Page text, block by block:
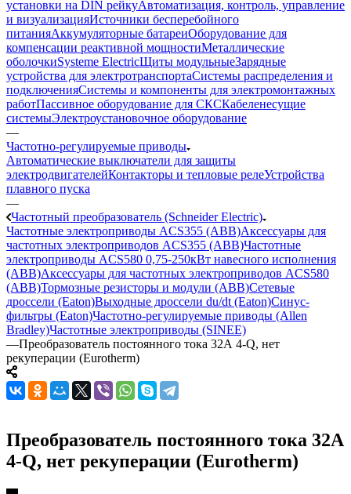
установки на DIN рейкуАвтоматизация, контроль, управление
и визуализацияИсточники бесперебойного
питанияАккумуляторные батареиОборудование для
компенсации реактивной мощностиМеталлические
оболочкиSysteme ElectricЩиты модульныеЗарядные
устройства для электротранспортаСистемы распределения и
подключенияСистемы и компоненты для электромонтажных
работПассивное оборудование для СКСКабеленесущие
системыЭлектроустановочное оборудование
—
Частотно-регулируемые приводы
Автоматические выключатели для защиты
электродвигателейКонтакторы и тепловые релеУстройства
плавного пуска
—
Частотный преобразователь (Schneider Electric)
Частотные электроприводы ACS355 (ABB)Аксессуары для
частотных электроприводов ACS355 (ABB)Частотные
электроприводы ACS580 0,75-250кВт навесного исполнения
(ABB)Аксессуары для частотных электроприводов ACS580
(ABB)Тормозные резисторы и модули (ABB)Сетевые
дроссели (Eaton)Выходные дроссели du/dt (Eaton)Синус-
фильтры (Eaton)Частотно-регулируемые приводы (Allen
Bradley)Частотные электроприводы (SINEE)
—Преобразователь постоянного тока 32А 4-Q, нет
рекуперации (Eurotherm)
Преобразователь постоянного тока 32А
4-Q, нет рекуперации (Eurotherm)